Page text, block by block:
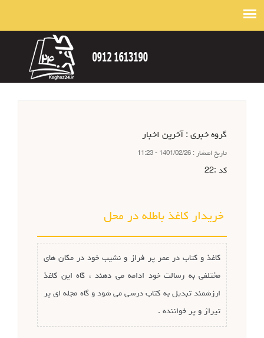
گروه خبري : آخرین اخبار
تاريخ انتشار : 1401/02/26 - 11:23
كد :22
خریدار کاغذ باطله در محل
کاغذ و کتاب در عمر پر فراز و نشیب خود در مکان های
مختلفی به رسالت خود ادامه می دهند ، گاه این کاغذ
ارزشمند تبدیل به کتاب درسی می شود و گاه مجله ای پر
تیراژ و پر خواننده .